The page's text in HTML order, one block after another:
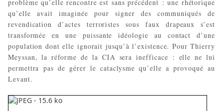
problème qu’elle rencontre est sans précédent : une rhétorique
qu’elle avait imaginée pour signer des communiqués de
revendication d’actes terroristes sous faux drapeaux s’est
transformée en une puissante idéologie au contact d’une
population dont elle ignorait jusqu’à l’existence. Pour Thierry
Meyssan, la réforme de la CIA sera inefficace : elle ne lui
permettra pas de gérer le cataclysme qu’elle a provoqué au
Levant.